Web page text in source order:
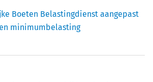
Boeten Belastingdienst aangepast
en minimumbelasting